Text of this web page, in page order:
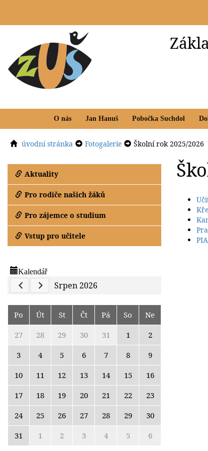
O nás Jan Hanuš Pobočka Suchdol
úvodní stránka Fotogalerie Školní rok 2025/2026
Aktuality
Pro rodiče našich žáků
Pro zájemce o studium
Vstup pro učitele
Kalendář
Previous Calendar
Next Calendar
Srpen 2026
Po Út St Čt Pá So
Ne
27
28 29 30 31 1
2
3
4 5 6 7 8
9
10
11 12 13 14 15
16
17
18 19 20 21 22
23
24
25 26 27 28 29
30
31
1 2 3 4 5 6